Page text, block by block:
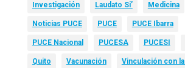
Investigación Laudato Si’ Medicina
Noticias PUCE PUCE PUCE Ibarra
PUCE Nacional PUCESA PUCESI
Quito Vacunación Vinculación con